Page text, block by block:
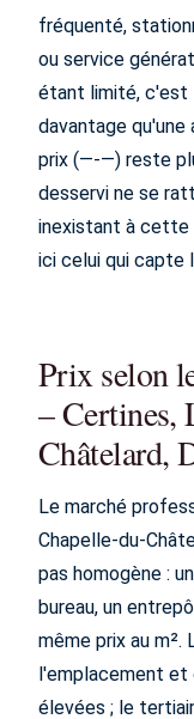
fréquenté,
ou service
étant limité, c'est
davantage
prix (—-—) reste
desservi ne se
inexistant à cette
ici celui qui capte
Prix selon
– Certines,
Châtelard,
Le marché
Chapelle-du-
pas homogène :
bureau, un
même prix au
l'emplacement et
élevées ; le